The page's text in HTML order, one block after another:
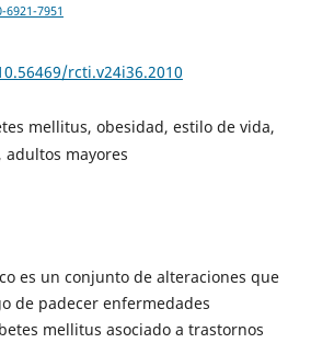
7951
rcti.v24i36.2010
mellitus, obesidad, estilo de vida,
mayores
es un conjunto de alteraciones que
de padecer enfermedades
mellitus asociado a trastornos